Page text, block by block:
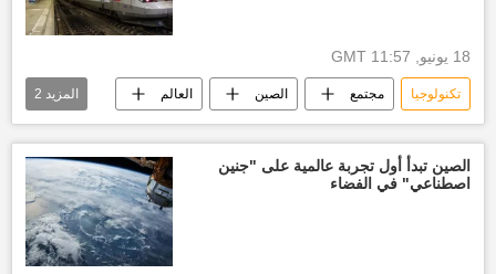
18 يونيو, 11:57 GMT
تكنولوجيا مجتمع الصين العالم
أخبار العالم الآن الفضاء
المزيد 2
الصين تبدأ أول تجربة عالمية على "جنين
اصطناعي" في الفضاء